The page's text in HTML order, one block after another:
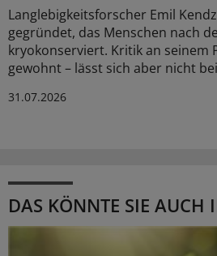
Langlebigkeitsforscher Emil
gegründet, das Menschen nach
kryokonserviert. Kritik an seinem
gewohnt – lässt sich aber nicht
31.07.2026
DAS KÖNNTE SIE AUCH